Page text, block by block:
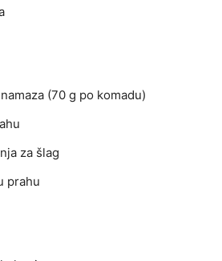
(70 g po komadu)
za šlag
prahu